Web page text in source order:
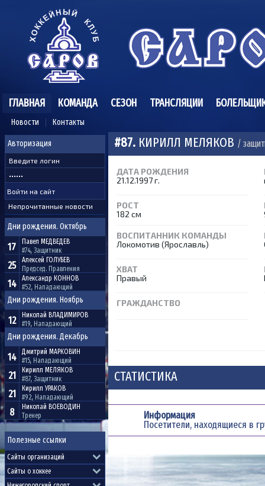
ГЛАВНАЯ
Новости Контакты
КОМАНДА СЕЗОН ТРАНСЛЯЦИИ
Авторизация
Непрочитанные новости
Дни рождения. Октябрь
17 Павел МЕДВЕДЕВ
#74, Защитник
25 Алексей ГОЛУБЕВ
Председ. Правления
14 Александр КОННОВ
#52, Нападающий
Дни рождения. Ноябрь
12 Николай ВЛАДИМИРОВ
#19, Нападающий
Дни рождения. Декабрь
14 Дмитрий МАРКОВИН
#15, Нападающий
21 Кирилл МЕЛЯКОВ
#87, Защитник
21 Кирилл УРАКОВ
#92, Нападающий
8 Николай ВОЕВОДИН
Тренер
Полезные ссылки
#87. КИРИЛЛ МЕЛЯКОВ /
ДАТА РОЖДЕНИЯ
21.12.1997 г.
РОСТ
182 см
ВОСПИТАННИК КОМАНДЫ
Локомотив (Ярославль)
ХВАТ
Правый
ГРАЖДАНСТВО
СТАТИСТИКА
Информация
Посетители, находящиеся в